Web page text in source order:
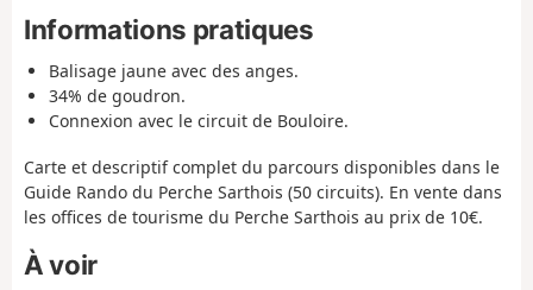
Informations pratiques
Balisage jaune avec des anges.
34% de goudron.
Connexion avec le circuit de Bouloire.
Carte et descriptif complet du parcours disponibles dans le
Guide Rando du Perche Sarthois (50 circuits). En vente dans
les offices de tourisme du Perche Sarthois au prix de 10€.
À voir